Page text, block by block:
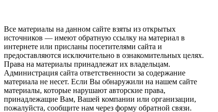
Все материалы на данном сайте взяты из открытых
источников — имеют обратную ссылку на материал в
интернете или присланы посетителями сайта и
предоставляются исключительно в ознакомительных целях.
Права на материалы принадлежат их владельцам.
Администрация сайта ответственности за содержание
материала не несет. Если Вы обнаружили на нашем сайте
материалы, которые нарушают авторские права,
принадлежащие Вам, Вашей компании или организации,
пожалуйста, сообщите нам через форму обратной связи.